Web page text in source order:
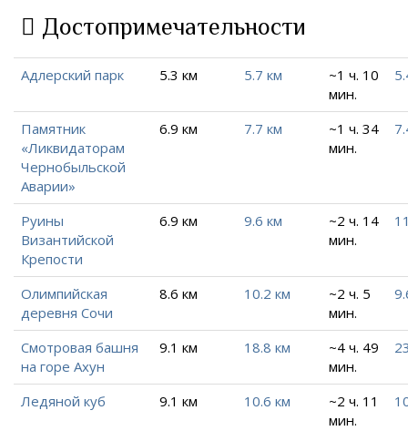
Достопримечательности
Адлерский парк 5.3 км 5.7 км
~1 ч. 10
мин.
Памятник
«Ликвидаторам
Чернобыльской
Аварии»
6.9 км 7.7 км
~1 ч. 34
мин.
Руины
Византийской
Крепости
6.9 км 9.6 км
~2 ч. 14
мин.
Олимпийская
деревня Сочи
8.6 км 10.2 км
~2 ч. 5
мин.
Смотровая башня
на горе Ахун
9.1 км 18.8 км
~4 ч. 49
мин.
Ледяной куб 9.1 км 10.6 км
~2 ч. 11
мин.